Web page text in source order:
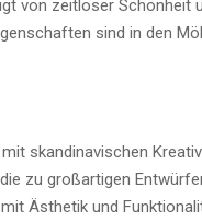
von zeitloser Schönheit
sind in den
skandinavischen
zu großartigen
Ästhetik und